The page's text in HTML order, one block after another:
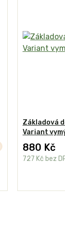
Základová
Variant
880 Kč
727 Kč bez